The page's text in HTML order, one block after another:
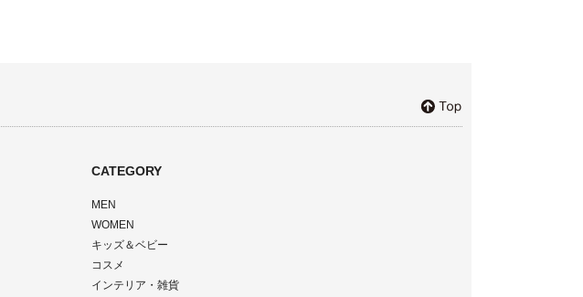
CATEGORY
MEN
WOMEN
キッズ＆ベビー
コスメ
インテリア・雑貨